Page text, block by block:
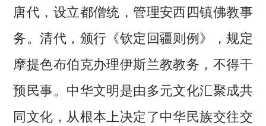
唐代，设立都僧统，管理安西四镇佛教事
务。清代，颁行《钦定回疆则例》，规定
摩提色布伯克办理伊斯兰教教务，不得干
预民事。中华文明是由多元文化汇聚成共
同文化，从根本上决定了中华民族交往交